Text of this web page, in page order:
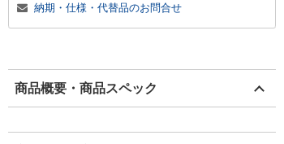
納期・仕様・代替品のお問合せ
商品概要・商品スペック